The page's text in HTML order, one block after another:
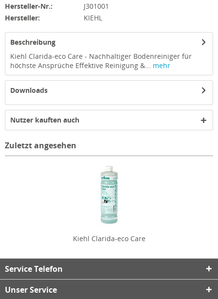
Hersteller-Nr.:
J301001
Hersteller:
KIEHL
Beschreibung
Kiehl Clarida-eco Care - Nachhaltiger Bodenreiniger für
höchste Ansprüche Effektive Reinigung &... mehr
Downloads
Nutzer kauften auch
Zuletzt angesehen
Kiehl Clarida-eco Care
Service Telefon
Unser Service